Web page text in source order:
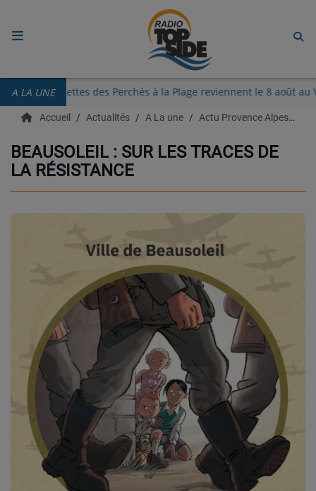
A LA UNELes Guinguettes des Perchés à la Plage reviennent le 8
RADIO
ECOUTER
RECHERCHE DE TITRES
CONTACT
Team Building Radio
INFO
CÔTE D'AZUR
EVÉNEMENTS
Accueil Actualités A La une Actu Provence Alpes Côte d'azur
BEAUSOLEIL : SUR LES TRACES DE
LA RÉSISTANCE